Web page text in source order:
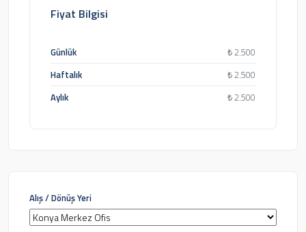
Fiyat Bilgisi
Günlük ₺2.500
Haftalık
₺2.500
Aylık
₺2.500
Alış / Dönüş Yeri